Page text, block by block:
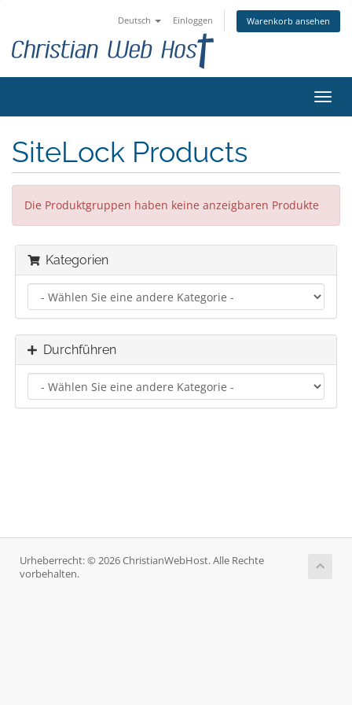
Deutsch Einloggen Warenkorb ansehen
ein-/
SiteLock Products
Die Produktgruppen haben keine anzeigbaren Produkte
Kategorien
Durchführen
Urheberrecht: © 2026 ChristianWebHost. Alle Rechte
vorbehalten.